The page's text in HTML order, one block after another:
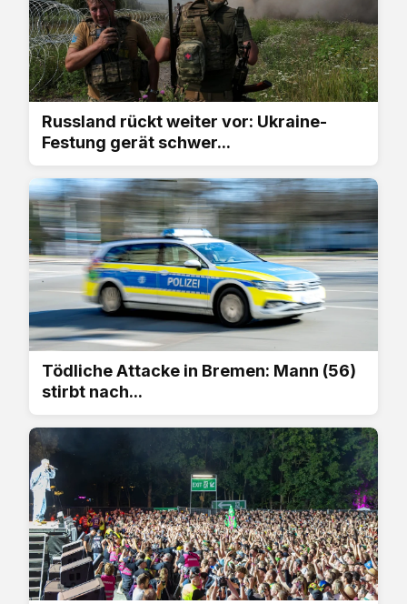
Russland rückt weiter vor: Ukraine-
Festung gerät schwer...
Tödliche Attacke in Bremen: Mann (56)
stirbt nach...